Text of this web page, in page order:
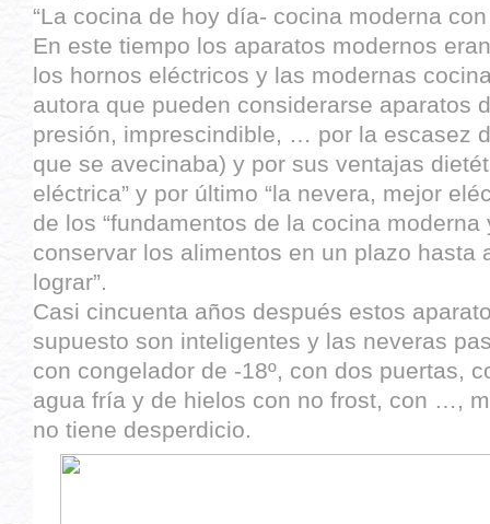
“La cocina de hoy día- cocina moderna
En este tiempo los aparatos modernos
los hornos eléctricos y las modernas
autora que pueden considerarse aparatos
presión, imprescindible, … por la escasez
que se avecinaba) y por sus ventajas
eléctrica” y por último “la nevera, mejor
de los “fundamentos de la cocina moderna
conservar los alimentos en un plazo hasta
lograr”.
Casi cincuenta años después estos
supuesto son inteligentes y las neveras
con congelador de -18º, con dos puertas,
agua fría y de hielos con no frost, con …,
no tiene desperdicio.